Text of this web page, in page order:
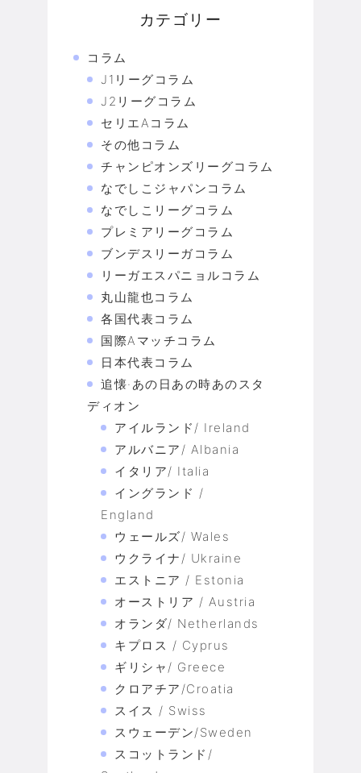
カテゴリー
コラム
J1リーグコラム
J2リーグコラム
セリエAコラム
その他コラム
チャンピオンズリーグコラム
なでしこジャパンコラム
なでしこリーグコラム
プレミアリーグコラム
ブンデスリーガコラム
リーガエスパニョルコラム
丸山龍也コラム
各国代表コラム
国際Aマッチコラム
日本代表コラム
追懐·あの日あの時あのスタ
ディオン
アイルランド/ Ireland
アルバニア/ Albania
イタリア/ Italia
イングランド /
England
ウェールズ/ Wales
ウクライナ/ Ukraine
エストニア / Estonia
オーストリア / Austria
オランダ/ Netherlands
キプロス / Cyprus
ギリシャ/ Greece
クロアチア/Croatia
スイス / Swiss
スウェーデン/Sweden
スコットランド/